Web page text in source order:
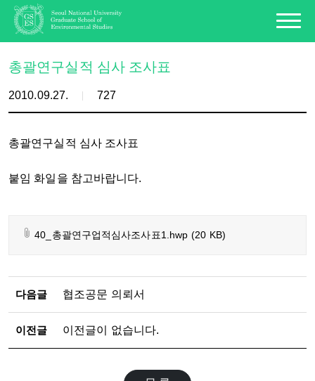
총괄연구실적 심사 조사표
2010.09.27. 727
총괄연구실적 심사 조사표
붙임 화일을 참고바랍니다.
40_총괄연구업적심사조사표1.hwp (20 KB)
다음글 협조공문 의뢰서
이전글 이전글이 없습니다.